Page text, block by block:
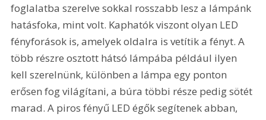
foglalatba szerelve sokkal rosszabb lesz a lámpánk
hatásfoka, mint volt. Kaphatók viszont olyan LED
fényforások is, amelyek oldalra is vetítik a fényt. A
több részre osztott hátsó lámpába például ilyen
kell szerelnünk, különben a lámpa egy ponton
erősen fog világítani, a búra többi része pedig sötét
marad. A piros fényű LED égők segítenek abban,